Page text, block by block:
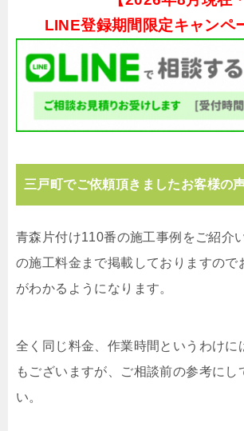
LINE登録期間限定キャンペ
三戸町でご依頼頂きましたお客様の
青森片付け110番の施工事例をご紹介
の施工料金まで掲載しておりますので
がわかるようになります。
全く同じ料金、作業時間というわけに
もございますが、ご相談前の参考にし
い。